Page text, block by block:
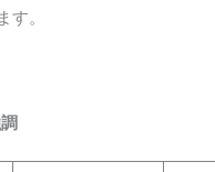
す。